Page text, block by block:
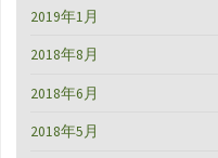
2019年1月
2018年8月
2018年6月
2018年5月